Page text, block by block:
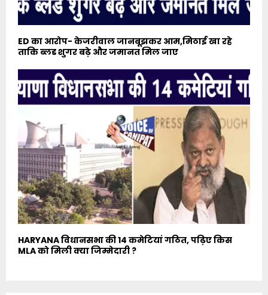
ED का आरोप- केजरीवाल जानबूझकर आम,मिठाई खा रहे
ताकि ब्लड शुगर बढ़े और जमानत मिल जाए
HARYANA विधानसभा की 14 कमेटियां गठित, पढ़िए किस
MLA को मिली क्या जिम्मेदारी ?